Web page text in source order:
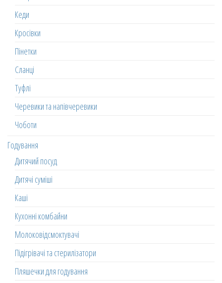
Кеди
Кросівки
Пінетки
Сланці
Туфлі
Черевики та напівчеревики
Чоботи
Годування
Дитячий посуд
Дитячі суміші
Каші
Кухонні комбайни
Молоковідсмоктувачі
Підігрівачі та стерилізатори
Пляшечки для годування